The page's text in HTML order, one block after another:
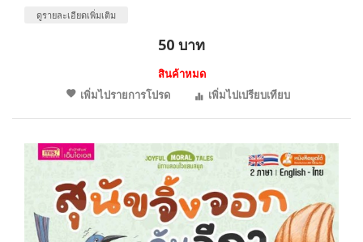
ดูรายละเอียดเพิ่มเติม
50 บาท
สินค้าหมด
เพิ่มไปรายการโปรด
เพิ่มไปเปรียบเทียบ